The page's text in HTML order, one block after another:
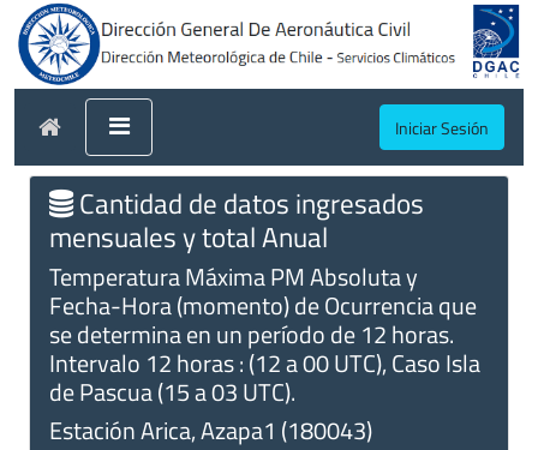
Iniciar Sesión
Cantidad de datos ingresados
mensuales y total Anual
Temperatura Máxima PM Absoluta y
Fecha-Hora (momento) de Ocurrencia que
se determina en un período de 12 horas.
Intervalo 12 horas : (12 a 00 UTC), Caso Isla
de Pascua (15 a 03 UTC).
Estación Arica, Azapa1 (180043)